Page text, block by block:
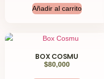
Añadir al carrito
BOX COSMU
$80,000